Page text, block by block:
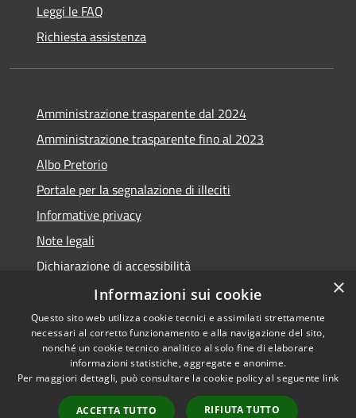
Leggi le FAQ
Richiesta assistenza
Amministrazione trasparente dal 2024
Amministrazione trasparente fino al 2023
Albo Pretorio
Portale per la segnalazione di illeciti
Informative privacy
Note legali
Dichiarazione di accessibilità
Segnalazioni di inaccessibilità
RSS
Accessibilità
Copyright © 2026 • Comune di
Municipium• Accesso
×
Informazioni sui cookie
Questo sito web utilizza cookie tecnici e assimilati strettamente
necessari al corretto funzionamento e alla navigazione del sito,
nonché un cookie tecnico analitico al solo fine di elaborare
informazioni statistiche, aggregate e anonime.
Per maggiori dettagli, può consultare la cookie policy al seguente link
ACCETTA TUTTO RIFIUTA TUTTO